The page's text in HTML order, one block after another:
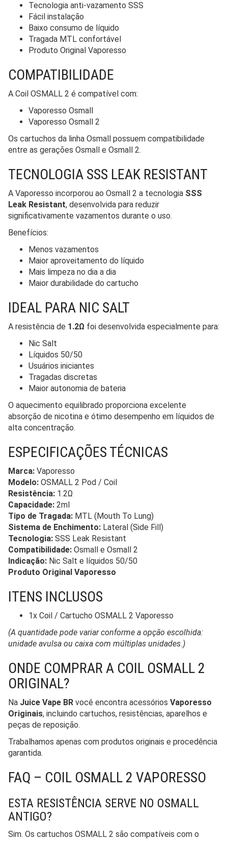
Tecnologia anti-vazamento SSS
Fácil instalação
Baixo consumo de líquido
Tragada MTL confortável
Produto Original Vaporesso
COMPATIBILIDADE
A Coil OSMALL 2 é compatível com:
Vaporesso Osmall
Vaporesso Osmall 2
Os cartuchos da linha Osmall possuem compatibilidade
entre as gerações Osmall e Osmall 2.
TECNOLOGIA SSS LEAK RESISTANT
A Vaporesso incorporou ao Osmall 2 a tecnologia SSS
Leak Resistant, desenvolvida para reduzir
significativamente vazamentos durante o uso.
Benefícios:
Menos vazamentos
Maior aproveitamento do líquido
Mais limpeza no dia a dia
Maior durabilidade do cartucho
IDEAL PARA NIC SALT
A resistência de 1.2Ω foi desenvolvida especialmente para:
Nic Salt
Líquidos 50/50
Usuários iniciantes
Tragadas discretas
Maior autonomia de bateria
O aquecimento equilibrado proporciona excelente
absorção de nicotina e ótimo desempenho em líquidos de
alta concentração.
ESPECIFICAÇÕES TÉCNICAS
Marca: Vaporesso
Modelo: OSMALL 2 Pod / Coil
Resistência: 1.2Ω
Capacidade: 2ml
Tipo de Tragada: MTL (Mouth To Lung)
Sistema de Enchimento: Lateral (Side Fill)
Tecnologia: SSS Leak Resistant
Compatibilidade: Osmall e Osmall 2
Indicação: Nic Salt e líquidos 50/50
Produto Original Vaporesso
ITENS INCLUSOS
1x Coil / Cartucho OSMALL 2 Vaporesso
(A quantidade pode variar conforme a opção escolhida:
unidade avulsa ou caixa com múltiplas unidades.)
ONDE COMPRAR A COIL OSMALL 2
ORIGINAL?
Na Juice Vape BR você encontra acessórios Vaporesso
Originais, incluindo cartuchos, resistências, aparelhos e
peças de reposição.
Trabalhamos apenas com produtos originais e procedência
garantida.
FAQ – COIL OSMALL 2 VAPORESSO
ESTA RESISTÊNCIA SERVE NO OSMALL
ANTIGO?
Sim. Os cartuchos OSMALL 2 são compatíveis com o